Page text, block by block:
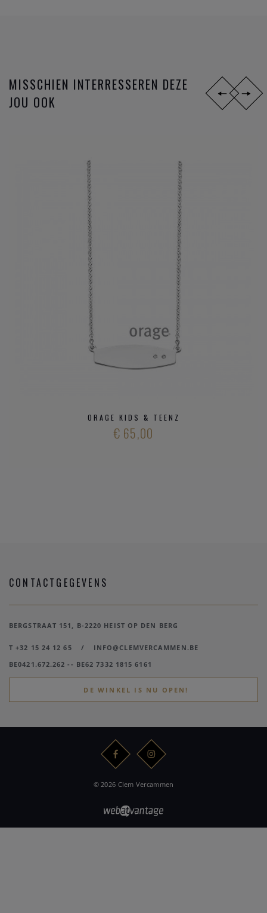
MISSCHIEN INTERRESSEREN DEZE
JOU OOK
ORAGE KIDS & TEENZ
€ 65,00
CONTACTGEGEVENS
BERGSTRAAT 151, B-2220 HEIST OP DEN BERG
T +32 15 24 12 65 /
INFO@CLEMVERCAMMEN.BE
BE0421.672.262 -- BE62 7332 1815 6161
DE WINKEL IS NU OPEN!
© 2026 Clem Vercammen